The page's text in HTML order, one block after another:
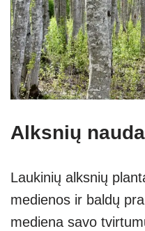
Alksnių
Laukinių alksnių
medienos ir baldų
mediena savo